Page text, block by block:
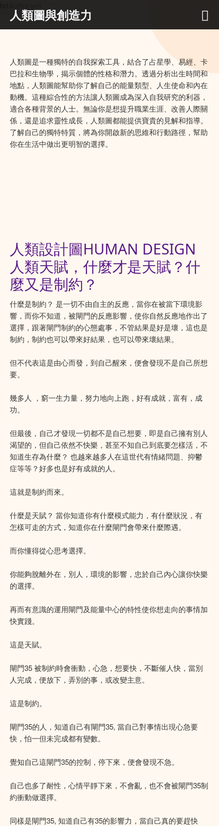
人類圖與創造力
人類圖是一種獨特的自我探索工具，結合了占星學、易經、卡
巴拉和生物學，揭示個體的性格和潛力。透過分析出生時間和
地點，人類圖能幫助你了解自己的能量類型、人生使命和內在
動機。這種綜合性的方法讓人類圖成為深入自我研究的利器，
適合各種背景的人士。無論你是想提升職業生涯、改善人際關
係，還是追求靈性成長，人類圖都能提供寶貴的見解和指導。
了解自己的獨特特質，將為你開啟新的思維和行動路徑，幫助
你在生活中做出更明智的選擇。
人類設計圖HUMAN DESIGN
人類天賦，什麼才是天賦？什
麼又是制約？
什麼是制約？ 是一切不由自主的反應，當你在被當下環境影
響，而你不知道，被閘門的反應影響，使你自然反應地作出了
選擇，跟著閘門制約的心態處事，不管結果是好是壞，這也是
制約，制約也可以帶來好結果，也可以帶來壞結果。
但不代表這是由心而發，到自己醒來，便會發現不是自己所想
要。
幾多人 ，窮一生力量，努力地向上跑，好有成就，富有，成
功。
但最後，自己才發現一切都不是自己想要，即是自己擁有別人
渴望的，但自己依然不快樂，甚至不知自己到底要怎樣活，不
知道生存為什麼？ 也越來越多人在這世代有情緒問題、抑鬱
症等等？好多也是好有成就的人。
這就是制約而來。
什麼是天賦？ 當你知道你有什麼模式能力，有什麼狀況，有
怎樣可走的方式，知道你在什麼閘門會帶來什麼際遇。
而你懂得從心思考選擇。
你能夠脫離外在，別人，環境的影響，忠於自己內心讓你快樂
的選擇。
再而有意識的運用閘門及能量中心的特性使你想走向的事情加
快實踐。
這是天賦。
閘門35 被制約時會衝動，心急，想要快，不斷催人快，當別
人完成，便放下，弄別的事，或改變主意。
這是制約。
閘門35的人，知道自己有閘門35, 當自己對事情出現心急要
快，怕一但未完成都有變數。
覺知自己這閘門35的控制，停下來，便會發現不急。
自己也多了耐性，心情平靜下來，不會亂，也不會被閘門35制
約衝動做選擇。
同樣是閘門35, 知道自己有35的影響力，當自己真的要趕快